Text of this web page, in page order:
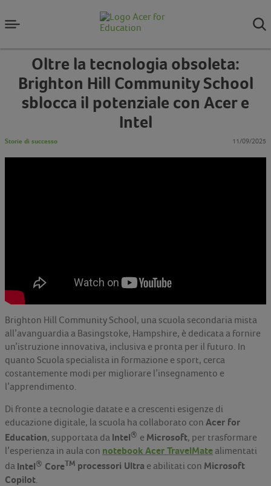
Oltre la tecnologia obsoleta:
Brighton Hill Community School
sblocca il potenziale con Acer e
Intel
Storie di successo 11/09/2025
Brighton Hill Community School, una scuola secondaria mista
all’avanguardia a Basingstoke, Hampshire, è dedicata a fornire
un’istruzione innovativa, inclusiva e pronta per il futuro. In
quanto Scuola specialista in formazione e sport, cerca
costantemente modi per migliorare l’insegnamento e
l’apprendimento.
Di fronte a tecnologie datate e a crescenti esigenze di
educazione digitale, la scuola ha collaborato con Acer for
Education, supportata da Intel® e Microsoft, per trasformare
l’esperienza in aula con notebook Acer TravelMate alimentati
da Intel® CoreTM processori Ultra e abilitati con Microsoft
Copilot.